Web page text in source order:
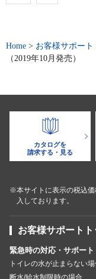
Home > お客様サポート
（2019年10月発売）
カタログを
請求する・見る
※本サイトに表示の税込
入しております。
お客様サポートト
緊急時の対応・サポート
トイレの水が止まらない場
断水/給水制限時の場合